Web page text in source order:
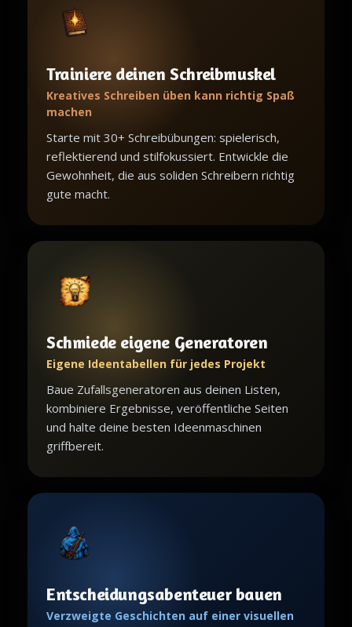
Trainiere deinen Schreibmuskel
Kreatives Schreiben üben kann richtig Spaß
machen
Starte mit 30+ Schreibübungen: spielerisch,
reflektierend und stilfokussiert. Entwickle die
Gewohnheit, die aus soliden Schreibern richtig
gute macht.
Schmiede eigene Generatoren
Eigene Ideentabellen für jedes Projekt
Baue Zufallsgeneratoren aus deinen Listen,
kombiniere Ergebnisse, veröffentliche Seiten
und halte deine besten Ideenmaschinen
griffbereit.
Entscheidungsabenteuer bauen
Verzweigte Geschichten auf einer visuellen